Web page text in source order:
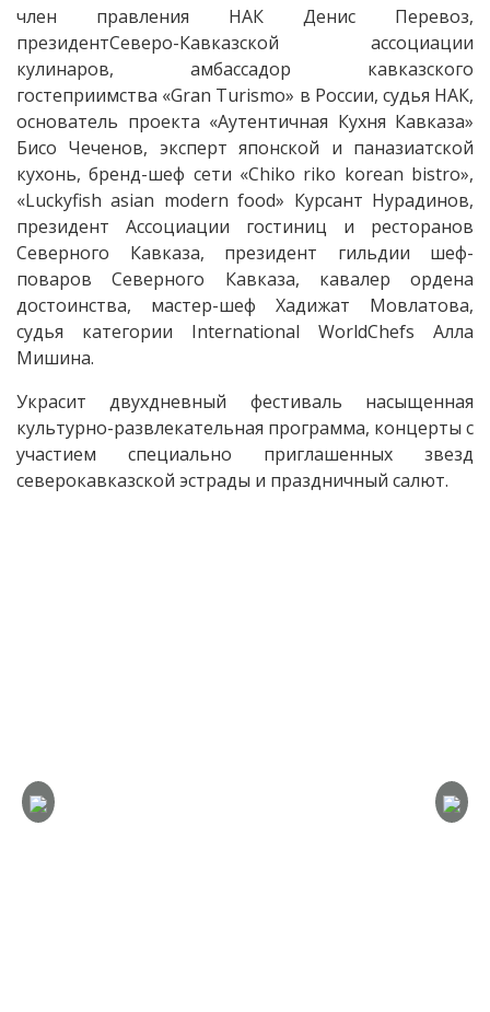
член правления НАК​ Денис Перевоз,​
президентСеверо-Кавказской​ ассоциации
кулинаров,​ амбассадор​ кавказского
гостеприимства «Gran Turismo» в России, судья​ НАК,
основатель проекта «Аутентичная Кухня Кавказа»
Бисо Чеченов, эксперт японской и паназиатской
кухонь, бренд-шеф сети «Chiko riko korean bistro»,
«Luckyfish asian modern food» Курсант​ Нурадинов,​
президент Ассоциации гостиниц и ресторанов
Северного Кавказа, президент гильдии шеф-
поваров Северного Кавказа, кавалер ордена
достоинства, мастер-шеф​ Хадижат Мовлатова,​
судья категории​ International WorldChefs​ Алла
Мишина.
Украсит двухдневный фестиваль насыщенная
культурно-развлекательная программа, концерты с
участием специально приглашенных звезд
северокавказской эстрады и праздничный салют.